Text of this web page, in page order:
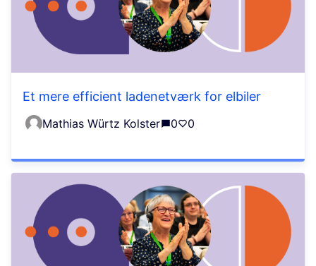
Et mere efficient ladenetværk for elbiler
Mathias Würtz Kolster 0 0